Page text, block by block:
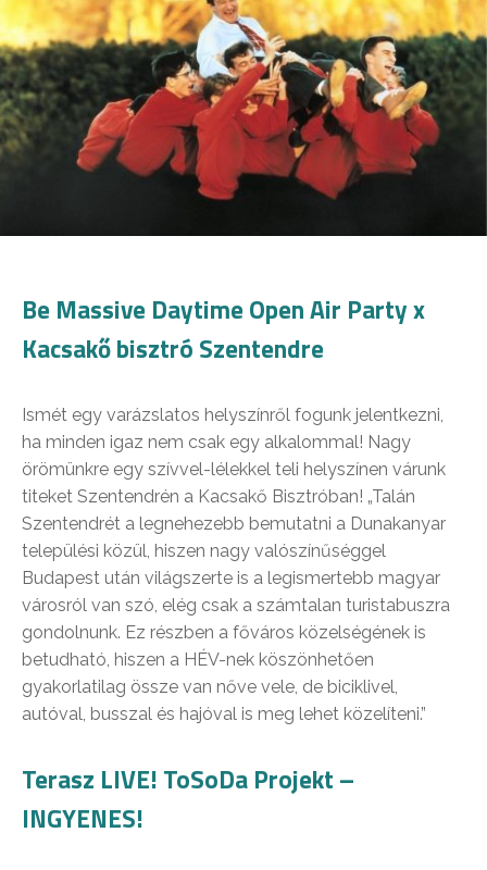
Be Massive Daytime Open Air Party x
Kacsakő bisztró Szentendre
Ismét egy varázslatos helyszínről fogunk jelentkezni,
ha minden igaz nem csak egy alkalommal! Nagy
örömünkre egy szívvel-lélekkel teli helyszínen várunk
titeket Szentendrén a Kacsakő Bisztróban! „Talán
Szentendrét a legnehezebb bemutatni a Dunakanyar
települési közül, hiszen nagy valószínűséggel
Budapest után világszerte is a legismertebb magyar
városról van szó, elég csak a számtalan turistabuszra
gondolnunk. Ez részben a főváros közelségének is
betudható, hiszen a HÉV-nek köszönhetően
gyakorlatilag össze van nőve vele, de biciklivel,
autóval, busszal és hajóval is meg lehet közelíteni.”
Terasz LIVE! ToSoDa Projekt –
INGYENES!